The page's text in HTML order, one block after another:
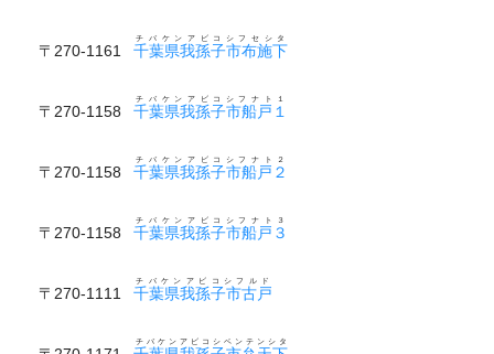
〒270-1161 千葉県我孫子市布施下
チバケンアビコシフセシタ
〒270-1158 千葉県我孫子市船戸１
チバケンアビコシフナト１
〒270-1158 千葉県我孫子市船戸２
チバケンアビコシフナト２
〒270-1158 千葉県我孫子市船戸３
チバケンアビコシフナト３
〒270-1111 千葉県我孫子市古戸
チバケンアビコシフルド
チバケンアビコシベンテンシタ